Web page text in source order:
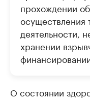
прохождении
осуществления
деятельности,
хранении
О состоянии